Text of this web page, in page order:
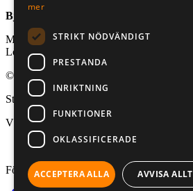
Björnögårdens café
Mån-fre, kl. 10.00-18.00
Lör-sön, kl. 10.00-18.00
© 2026 Aktivt Uteliv. All Rights Reserved
Stad:
Västerås
Följ oss på:
mer
STRIKT NÖDVÄNDIGT
PRESTANDA
INRIKTNING
FUNKTIONER
OKLASSIFICERADE
ACCEPTERA ALLA AVVISA ALLT